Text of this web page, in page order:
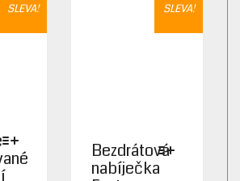
SLEVA! SLEVA!
Bezdrátová
nabíječka